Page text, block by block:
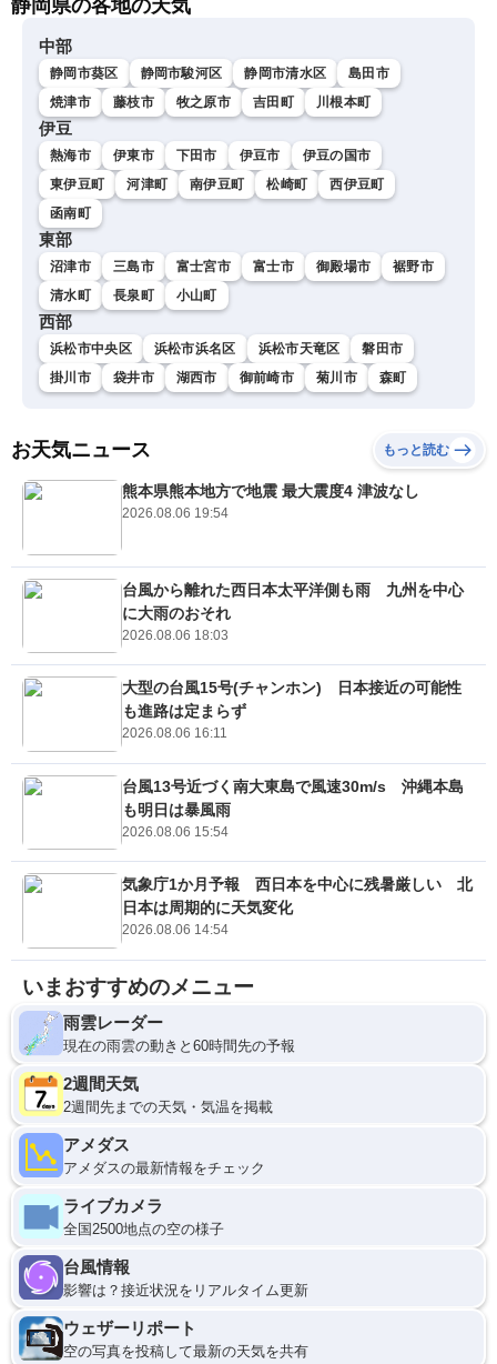
静岡県の各地の天気
中部
静岡市葵区 静岡市駿河区 静岡市清水区
島田市
焼津市
藤枝市 牧之原市 吉田町 川根本町
伊豆
熱海市 伊東市 下田市 伊豆市
伊豆の国市
東伊豆町
河津町 南伊豆町 松崎町
西伊豆町
函南町
東部
沼津市 三島市 富士宮市 富士市 御殿場市
裾野市
清水町
長泉町 小山町
西部
浜松市中央区 浜松市浜名区 浜松市天竜区
磐田市
掛川市
袋井市 湖西市 御前崎市 菊川市 森町
お天気ニュース もっと読む
熊本県熊本地方で地震 最大震度4 津波なし
2026.08.06 19:54
台風から離れた西日本太平洋側も雨 九州を中心
に大雨のおそれ
2026.08.06 18:03
大型の台風15号(チャンホン) 日本接近の可能性
も進路は定まらず
2026.08.06 16:11
台風13号近づく南大東島で風速30m/s 沖縄本島
も明日は暴風雨
2026.08.06 15:54
気象庁1か月予報 西日本を中心に残暑厳しい 北
日本は周期的に天気変化
2026.08.06 14:54
いまおすすめのメニュー
雨雲レーダー
現在の雨雲の動きと60時間先の予報
2週間天気
2週間先までの天気・気温を掲載
アメダス
アメダスの最新情報をチェック
ライブカメラ
全国2500地点の空の様子
台風情報
影響は？接近状況をリアルタイム更新
ウェザーリポート
空の写真を投稿して最新の天気を共有